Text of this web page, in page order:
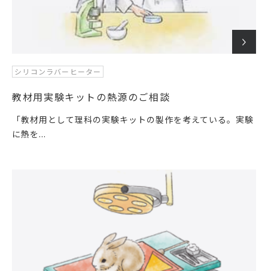
シリコンラバーヒーター
教材用実験キットの熱源のご相談
「教材用として理科の実験キットの製作を考えている。実験
に熱を...